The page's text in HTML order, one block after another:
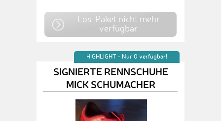
Los-Paket nicht mehr
verfügbar
HIGHLIGHT - Nur 0 verfügbar!
SIGNIERTE RENNSCHUHE
MICK SCHUMACHER